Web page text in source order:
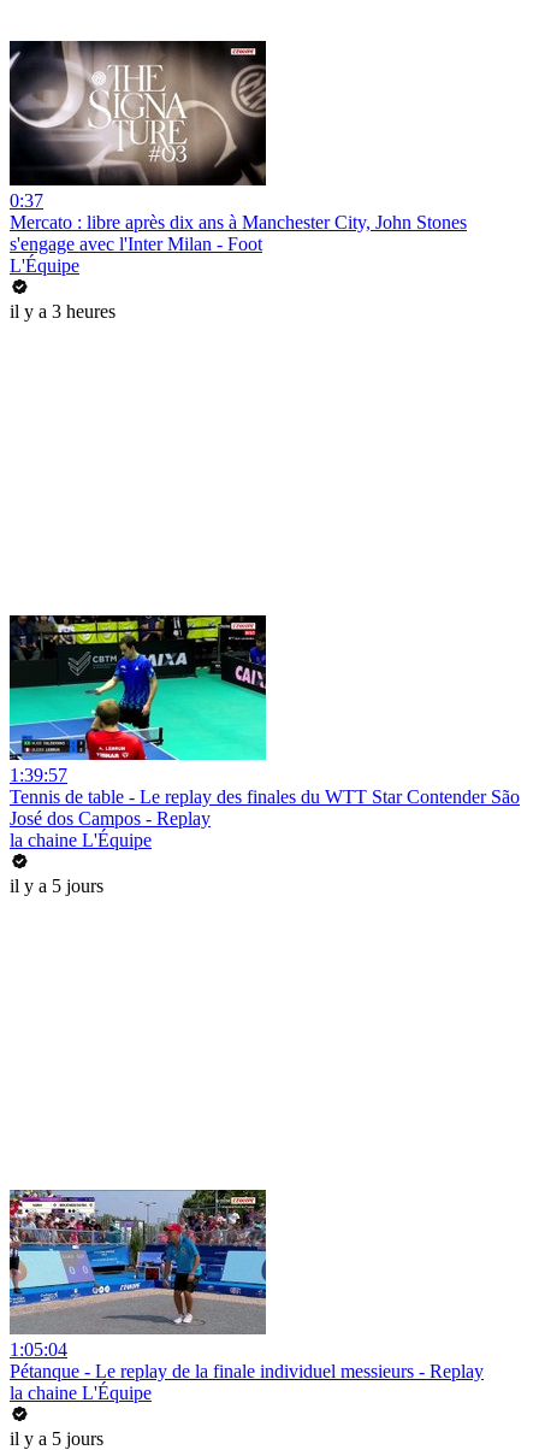
0:37
Mercato : libre après dix ans à Manchester City, John Stones
s'engage avec l'Inter Milan - Foot
L'Équipe
il y a 3 heures
1:39:57
Tennis de table - Le replay des finales du WTT Star Contender São
José dos Campos - Replay
la chaine L'Équipe
il y a 5 jours
1:05:04
Pétanque - Le replay de la finale individuel messieurs - Replay
la chaine L'Équipe
il y a 5 jours